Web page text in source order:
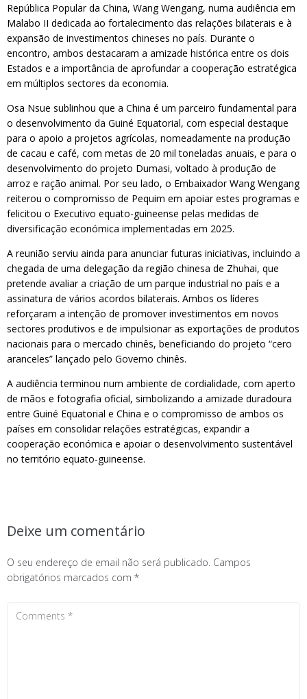
República Popular da China, Wang Wengang, numa audiência em
Malabo II dedicada ao fortalecimento das relações bilaterais e à
expansão de investimentos chineses no país. Durante o
encontro, ambos destacaram a amizade histórica entre os dois
Estados e a importância de aprofundar a cooperação estratégica
em múltiplos sectores da economia.
Osa Nsue sublinhou que a China é um parceiro fundamental para
o desenvolvimento da Guiné Equatorial, com especial destaque
para o apoio a projetos agrícolas, nomeadamente na produção
de cacau e café, com metas de 20 mil toneladas anuais, e para o
desenvolvimento do projeto Dumasi, voltado à produção de
arroz e ração animal. Por seu lado, o Embaixador Wang Wengang
reiterou o compromisso de Pequim em apoiar estes programas e
felicitou o Executivo equato-guineense pelas medidas de
diversificação económica implementadas em 2025.
A reunião serviu ainda para anunciar futuras iniciativas, incluindo a
chegada de uma delegação da região chinesa de Zhuhai, que
pretende avaliar a criação de um parque industrial no país e a
assinatura de vários acordos bilaterais. Ambos os líderes
reforçaram a intenção de promover investimentos em novos
sectores produtivos e de impulsionar as exportações de produtos
nacionais para o mercado chinês, beneficiando do projeto “cero
aranceles” lançado pelo Governo chinês.
A audiência terminou num ambiente de cordialidade, com aperto
de mãos e fotografia oficial, simbolizando a amizade duradoura
entre Guiné Equatorial e China e o compromisso de ambos os
países em consolidar relações estratégicas, expandir a
cooperação económica e apoiar o desenvolvimento sustentável
no território equato-guineense.
Deixe um comentário
O seu endereço de email não será publicado. Campos
obrigatórios marcados com *